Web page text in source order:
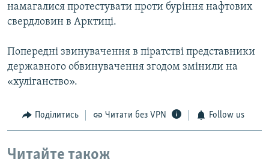
намагалися протестувати проти буріння нафтових
свердловин в Арктиці.
Попередні звинувачення в піратстві представники
державного обвинувачення згодом змінили на
«хуліганство».
Поділитись Читати без VPN Follow us
Читайте також